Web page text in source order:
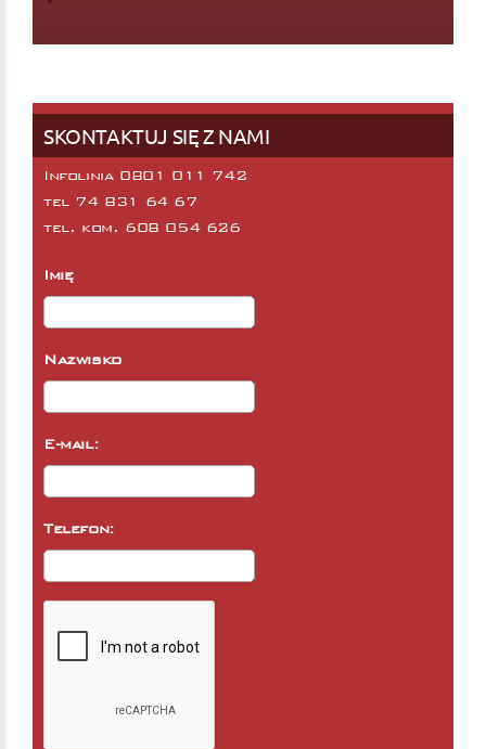
SKONTAKTUJ SIĘ Z NAMI
Infolinia 0801 011 742
tel 74 831 64 67
tel. kom. 608 054 626
Imię
Nazwisko
E-mail:
Telefon: